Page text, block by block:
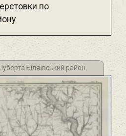
по
Біляївський район